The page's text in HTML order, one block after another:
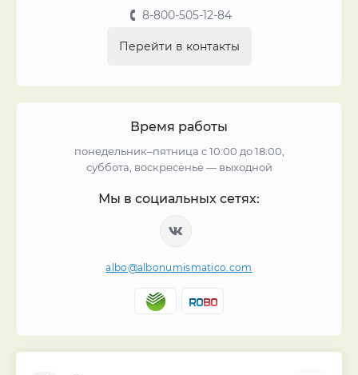
8-800-505-12-84
Перейти в контакты
Время работы
понедельник–пятница с 10:00 до 18:00,
суббота, воскресенье — выходной
Мы в социальных сетях:
albo@albonumismatico.com